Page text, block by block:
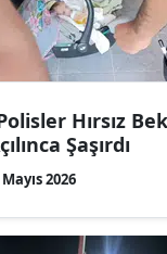
Hırsız
Şaşırdı
Mayıs 2026